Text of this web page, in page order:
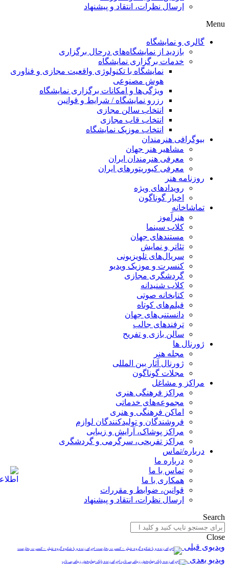
ارسال نظرات، انتقاد و پیشنهاد
Menu
گالری و نمایشگاه
بازدید از نمایشگاه‌های درحال برگزاری
خدمات برگزاری نمایشگاه
نمایشگاه با تکنولوژی واقعیت مجازی و فناوری
هوش مصنوعی
ویژگی‌ها و امکانات برگزاری نمایشگاه
رزرو نمایشگاه / شرایط و قوانین
انتخاب سالن مجازی
انتخاب قاب مجازی
انتخاب موزیک نمایشگاه
بیوگرافی هنرمندان
مشاهیر هنر جهان
معرفی هنرمندان ایران
معرفی کیوریتورهای ایران
روزنامه هنر
رویدادهای ویژه
اخبار گوناگون
تماشاخانه
هنرآموز
کلاب سینما
مستندهای جهان
تئاتر و نمایش
سریال‌های تلویزیونی
کنسرت و موزیک ویدیو
گردشگری مجازی
کلاب شنیدانه
کتابخانه صوتی
فیلم‌های کوتاه
دانستنی‌های جهان
ترفندهای جالب
سالن بازی و تفریح
ژورنال ها
مجله هنر
ژورنال آثار بین المللی
مجلات گوناگون
مراکز و مشاغل
مراکز فرهنگی هنری
مجموعه‌های خدماتی
اماکن فرهنگی و هنری
فروشندگان و تولیدکنندگان لوازم
مراکز پوشاک، آرایش و زیبایی
مراکز تفریحی، سرگرمی و گردشگری
درباره/تماس
درباره ما
تماس با ما
همکاری با ما
قوانین، ضوابط و مقررات
ارسال نظرات، انتقاد و پیشنهاد
Search
Close
ویدیوی قبلی
اجرای زنده و با شکوه گروه شیلر – کنسرت بخارست
ویدیو بعدی اجرای زنده بابک جهانبخش زیبای بی تاب